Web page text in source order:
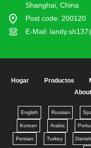
Shanghai, China
Post code: 200120
E-Mail:
Hogar Productos
English Russian
Korean Arabic
Persian Turkey Danish